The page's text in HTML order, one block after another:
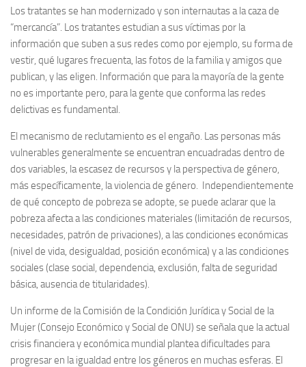
Los tratantes se han modernizado y son internautas a la caza de
“mercancía”. Los tratantes estudian a sus víctimas por la
información que suben a sus redes como por ejemplo, su forma de
vestir, qué lugares frecuenta, las fotos de la familia y amigos que
publican, y las eligen. Información que para la mayoría de la gente
no es importante pero, para la gente que conforma las redes
delictivas es fundamental.
El mecanismo de reclutamiento es el engaño. Las personas más
vulnerables generalmente se encuentran encuadradas dentro de
dos variables, la escasez de recursos y la perspectiva de género,
más específicamente, la violencia de género. Independientemente
de qué concepto de pobreza se adopte, se puede aclarar que la
pobreza afecta a las condiciones materiales (limitación de recursos,
necesidades, patrón de privaciones), a las condiciones económicas
(nivel de vida, desigualdad, posición económica) y a las condiciones
sociales (clase social, dependencia, exclusión, falta de seguridad
básica, ausencia de titularidades).
Un informe de la Comisión de la Condición Jurídica y Social de la
Mujer (Consejo Económico y Social de ONU) se señala que la actual
crisis financiera y económica mundial plantea dificultades para
progresar en la igualdad entre los géneros en muchas esferas. El